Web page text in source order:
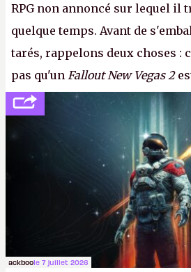
RPG non annoncé sur lequel il
quelque temps. Avant de
tarés, rappelons deux choses :
pas qu'un Fallout New Vegas 2
développement (pour ce que
peut-être sur
Fallout Football ou
Lapins Crétins) et l'Obsidian
le même studio qu'il y a 15 ans.
peut commencer à fantasmer.A.
ackboole 7 juillet 2026